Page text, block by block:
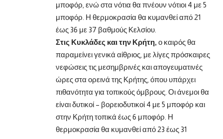
μποφόρ, ενώ στα νότια θα πνέουν νότιοι 4 με 5
μποφόρ. Η θερμοκρασία θα κυμανθεί από 21
έως 36 με 37 βαθμούς Κελσίου.
Στις Κυκλάδες και την Κρήτη, ο καιρός θα
παραμείνει γενικά αίθριος, με λίγες πρόσκαιρες
νεφώσεις τις μεσημβρινές και απογευματινές
ώρες στα ορεινά της Κρήτης, όπου υπάρχει
πιθανότητα για τοπικούς όμβρους. Οι άνεμοι θα
είναι δυτικοί – βορειοδυτικοί 4 με 5 μποφόρ και
στην Κρήτη τοπικά έως 6 μποφόρ. Η
θερμοκρασία θα κυμανθεί από 23 έως 31